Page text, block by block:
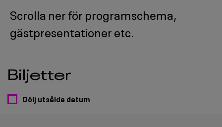
Scrolla ner för programschema,
gästpresentationer etc.
Biljetter
Dölj utsålda datum